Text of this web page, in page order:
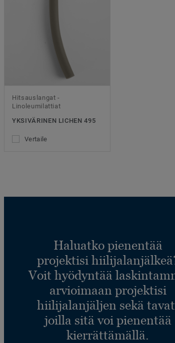
Hitsauslangat -
Linoleumilattiat
YKSIVÄRINEN LICHEN 495
Vertaile
Haluatko pienentää
projektisi
Voit hyödyntää
arvioimaan projektisi
hiilijalanjäljen sekä
joilla sitä voi pienentää
kierrättämällä.